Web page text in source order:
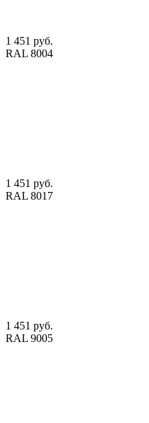
1 451 руб.
RAL 8004
1 451 руб.
RAL 8017
1 451 руб.
RAL 9005